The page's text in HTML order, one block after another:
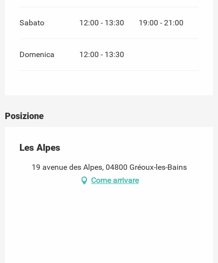
Sabato 12:00 - 13:30 19:00 - 21:00
Domenica 12:00 - 13:30
Posizione
Les Alpes
19 avenue des Alpes, 04800 Gréoux-les-Bains
Come arrivare